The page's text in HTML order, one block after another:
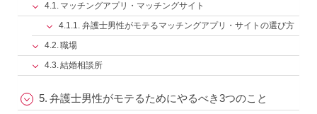
マッチングアプリ・マッチングサイト
弁護士男性がモテるマッチングアプリ・サイトの選び方
職場
結婚相談所
弁護士男性がモテるためにやるべき3つのこと